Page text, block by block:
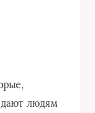
людям